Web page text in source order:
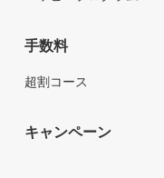
手数料
超割コース
キャンペーン